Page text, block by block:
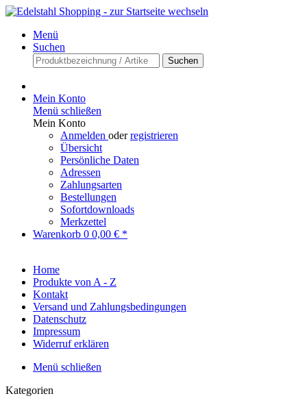
Menü
Suchen
Suchen
Mein Konto
Menü schließen
Mein Konto
Anmelden oderregistrieren
Übersicht
Persönliche Daten
Adressen
Zahlungsarten
Bestellungen
Sofortdownloads
Merkzettel
Warenkorb 0 0,00 € *
Home
Produkte von A - Z
Kontakt
Versand und Zahlungsbedingungen
Datenschutz
Impressum
Widerruf erklären
Menü schließen
Kategorien